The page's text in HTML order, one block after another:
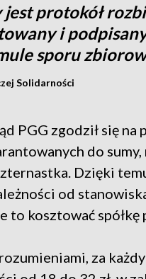
protokół
i
sporu
Solidarności
PGG zgodził się
do
Dzięki
od
kosztować spółkę
za